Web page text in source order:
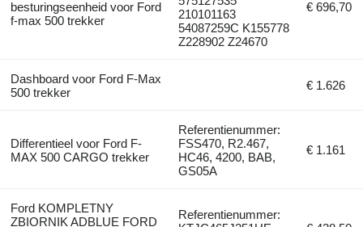
besturingseenheid voor Ford
f-max 500 trekker
210101163
54087259C K155778
Z228902 Z24670
€ 696,70
Dashboard voor Ford F-Max
500 trekker
€ 1.626
Differentieel voor Ford F-
MAX 500 CARGO trekker
Referentienummer:
FSS470, R2.467,
HC46, 4200, BAB,
GS05A
€ 1.161
Ford KOMPLETNY
ZBIORNIK ADBLUE FORD
Referentienummer: